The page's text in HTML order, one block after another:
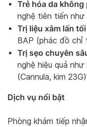
Trẻ hóa da
nghệ tiên tiến như
Trị liệu xâm lấn
BAP (phác đồ chỉ
Trị sẹo chuyên
nghệ hiệu quả
(Cannula, kim
Dịch vụ nổi bật
Phòng khám tiếp